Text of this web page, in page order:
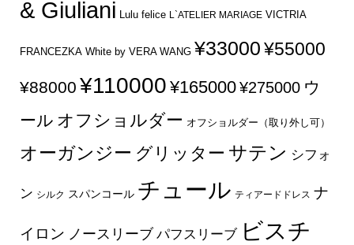
& Giuliani Lulu felice L`ATELIER MARIAGE VICTRIA
FRANCEZKA White by VERA WANG ¥33000¥55000
¥88000 ¥110000 ¥165000¥275000 ウ
ール オフショルダー オフショルダー（取り外し可）
オーガンジー グリッター サテン シフォ
ン シルク スパンコール チュール ティアードドレス ナ
イロン ノースリーブ パフスリーブ ビスチ